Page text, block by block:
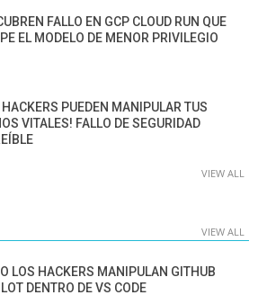
FALLO EN GCP CLOUD RUN QUE
EL MODELO DE MENOR PRIVILEGIO
HACKERS PUEDEN MANIPULAR TUS
VITALES! FALLO DE SEGURIDAD
VIEW ALL
VIEW ALL
LOS HACKERS MANIPULAN GITHUB
DENTRO DE VS CODE